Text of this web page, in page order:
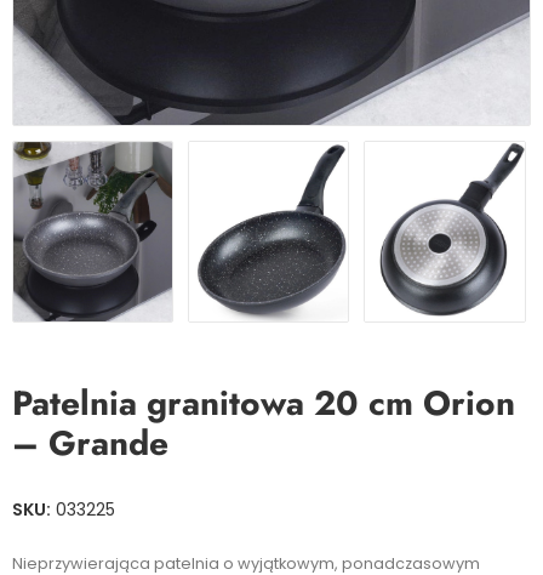
Patelnia granitowa 20 cm Orion
– Grande
SKU: 033225
Nieprzywierająca patelnia o wyjątkowym, ponadczasowym